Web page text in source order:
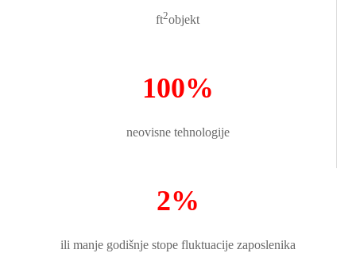
ft2objekt
100%
neovisne tehnologije
2%
ili manje godišnje stope fluktuacije zaposlenika